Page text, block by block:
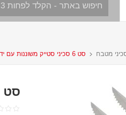
מטבח סט 6 סכיני סטייק משוננות עם ידית שחורה
סט 6 סכיני סטייק משוננות עם ידית שחורה